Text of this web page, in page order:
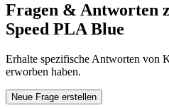
Fragen & Antworten
Speed PLA Blue
Erhalte spezifische Antworten von
erworben haben.
Neue Frage erstellen